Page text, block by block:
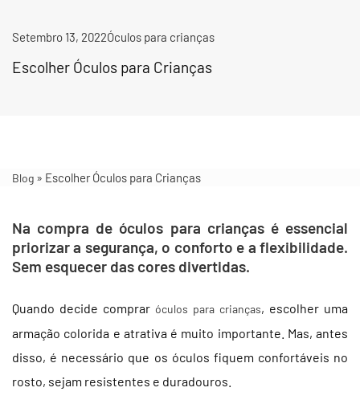
Setembro 13, 2022Óculos para crianças
Escolher Óculos para Crianças
Blog » Escolher Óculos para Crianças
Na compra de óculos para crianças é essencial
priorizar a segurança, o conforto e a flexibilidade.
Sem esquecer das cores divertidas.
Quando decide comprar óculos para crianças, escolher uma
armação colorida e atrativa é muito importante. Mas, antes
disso, é necessário que os óculos fiquem confortáveis no
rosto, sejam resistentes e duradouros.